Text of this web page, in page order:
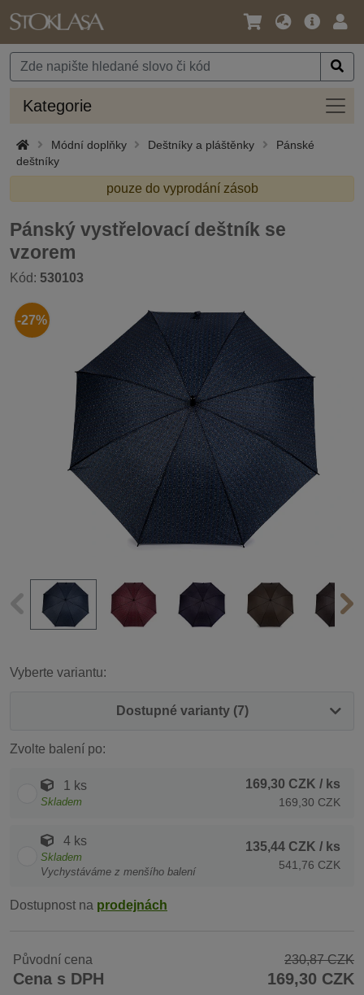
Jazyk
Měna
Hlavní
Kategorie
Módní doplňky Deštníky a pláštěnky
Pánské
deštníky
pouze do vyprodání zásob
Pánský vystřelovací deštník se
vzorem
Kód: 530103
-27%
Vyberte variantu:
Dostupné varianty (7)
Zvolte balení po:
1 ks
Skladem
169,30 CZK / ks
169,30 CZK
4 ks
Skladem
Vychystáváme z menšího balení
135,44 CZK / ks
541,76 CZK
Dostupnost na prodejnách
Původní cena 230,87 CZK
Cena s DPH 169,30 CZK